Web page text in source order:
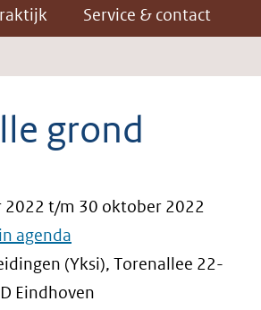
Service & contact
grond
2022 t/m 30 oktober 2022
agenda
(Yksi), Torenallee 22-
Eindhoven